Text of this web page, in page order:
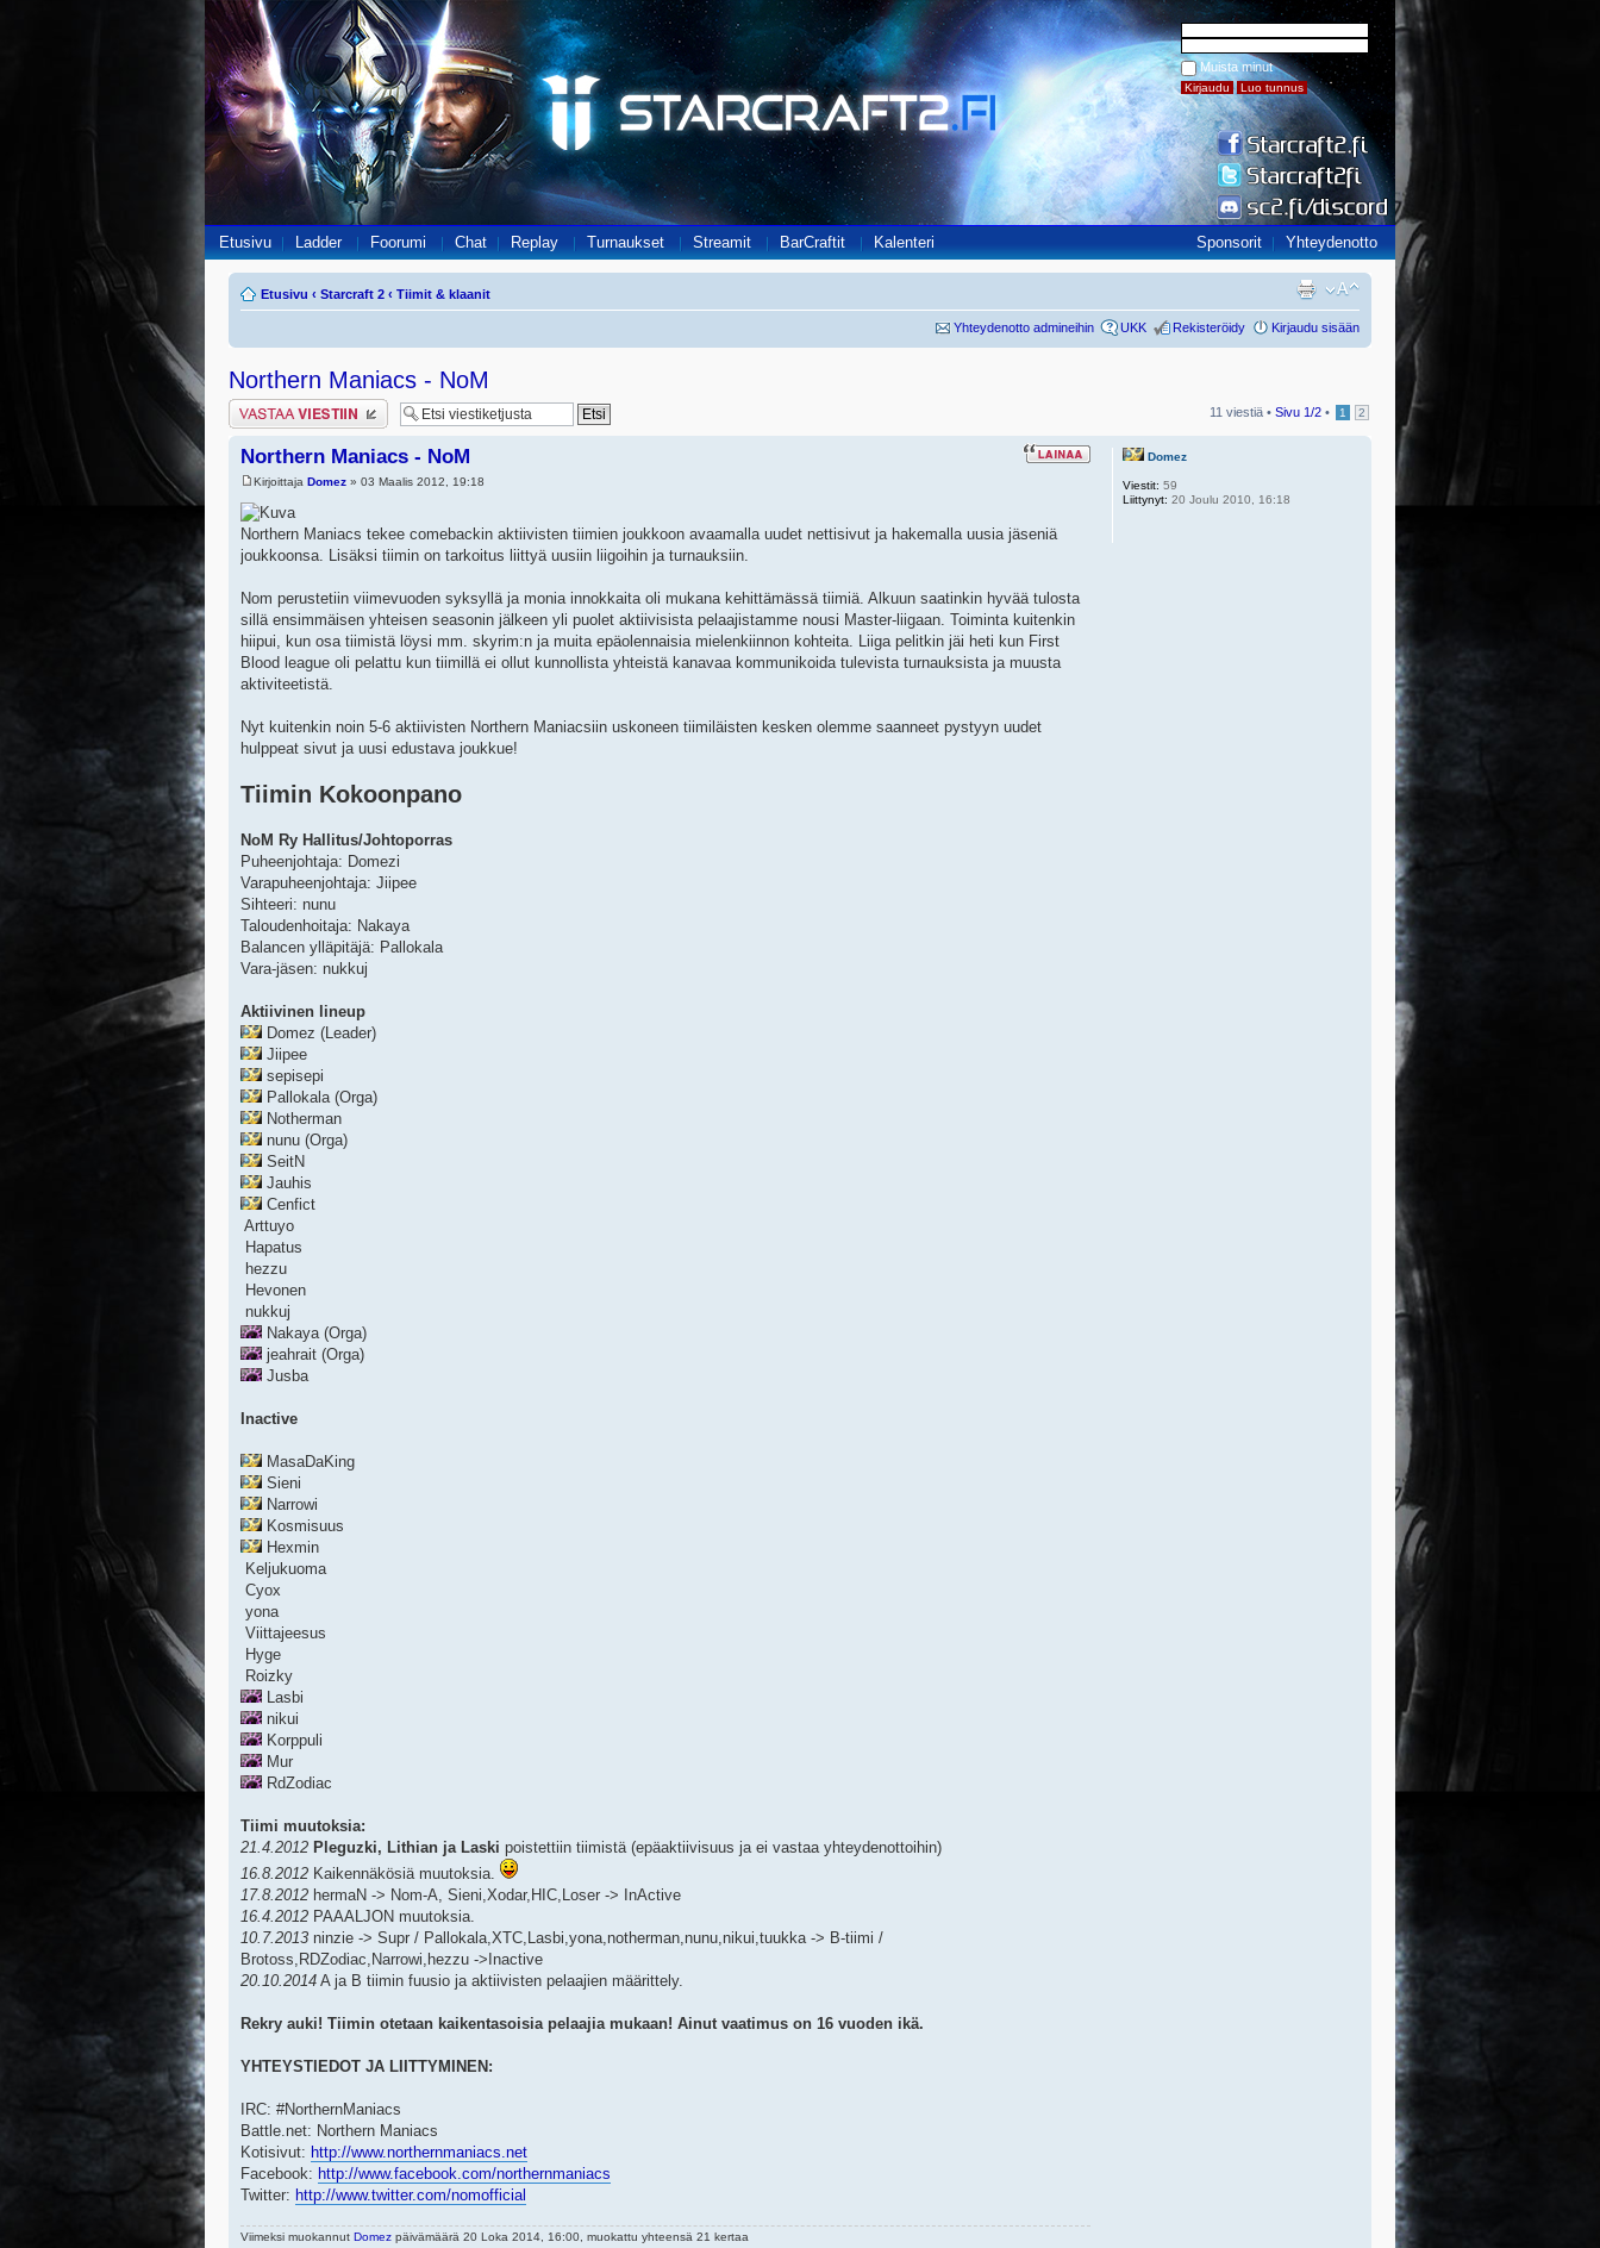
Muista minut
Etusivu Ladder Foorumi Chat Replay Turnaukset Streamit BarCraftit Kalenteri Sponsorit Yhteydenotto
Etusivu ‹ Starcraft 2 ‹ Tiimit & klaanit
Yhteydenotto admineihin UKK Rekisteröidy Kirjaudu sisään
Northern Maniacs - NoM
Lähetä vastaus 11 viestiä • Sivu 1/2 • 1 2
Northern Maniacs - NoM
Kirjoittaja Domez » 03 Maalis 2012, 19:18
Northern Maniacs tekee comebackin aktiivisten tiimien joukkoon avaamalla uudet nettisivut ja hakemalla uusia jäseniä
joukkoonsa. Lisäksi tiimin on tarkoitus liittyä uusiin liigoihin ja turnauksiin.
Nom perustetiin viimevuoden syksyllä ja monia innokkaita oli mukana kehittämässä tiimiä. Alkuun saatinkin hyvää tulosta
sillä ensimmäisen yhteisen seasonin jälkeen yli puolet aktiivisista pelaajistamme nousi Master-liigaan. Toiminta kuitenkin
hiipui, kun osa tiimistä löysi mm. skyrim:n ja muita epäolennaisia mielenkiinnon kohteita. Liiga pelitkin jäi heti kun First
Blood league oli pelattu kun tiimillä ei ollut kunnollista yhteistä kanavaa kommunikoida tulevista turnauksista ja muusta
aktiviteetistä.
Nyt kuitenkin noin 5-6 aktiivisten Northern Maniacsiin uskoneen tiimiläisten kesken olemme saanneet pystyyn uudet
hulppeat sivut ja uusi edustava joukkue!
Tiimin Kokoonpano
NoM Ry Hallitus/Johtoporras
Puheenjohtaja: Domezi
Varapuheenjohtaja: Jiipee
Sihteeri: nunu
Taloudenhoitaja: Nakaya
Balancen ylläpitäjä: Pallokala
Vara-jäsen: nukkuj
Aktiivinen lineup
Domez (Leader)
Jiipee
sepisepi
Pallokala (Orga)
Notherman
nunu (Orga)
SeitN
Jauhis
Cenfict
Arttuyo
Hapatus
hezzu
Hevonen
nukkuj
Nakaya (Orga)
jeahrait (Orga)
Jusba
Inactive
MasaDaKing
Sieni
Narrowi
Kosmisuus
Hexmin
Keljukuoma
Cyox
yona
Viittajeesus
Hyge
Roizky
Lasbi
nikui
Korppuli
Mur
RdZodiac
Tiimi muutoksia:
21.4.2012 Pleguzki, Lithian ja Laski poistettiin tiimistä (epäaktiivisuus ja ei vastaa yhteydenottoihin)
16.8.2012 Kaikennäkösiä muutoksia.
17.8.2012 hermaN -> Nom-A, Sieni,Xodar,HIC,Loser -> InActive
16.4.2012 PAAALJON muutoksia.
10.7.2013 ninzie -> Supr / Pallokala,XTC,Lasbi,yona,notherman,nunu,nikui,tuukka -> B-tiimi /
Brotoss,RDZodiac,Narrowi,hezzu ->Inactive
20.10.2014 A ja B tiimin fuusio ja aktiivisten pelaajien määrittely.
Rekry auki! Tiimin otetaan kaikentasoisia pelaajia mukaan! Ainut vaatimus on 16 vuoden ikä.
YHTEYSTIEDOT JA LIITTYMINEN:
IRC: #NorthernManiacs
Battle.net: Northern Maniacs
Kotisivut: http://www.northernmaniacs.net
Facebook: http://www.facebook.com/northernmaniacs
Twitter: http://www.twitter.com/nomofficial
Viimeksi muokannut Domez päivämäärä 20 Loka 2014, 16:00, muokattu yhteensä 21 kertaa
Domez
Viestit: 59
Liittynyt: 20 Joulu 2010, 16:18